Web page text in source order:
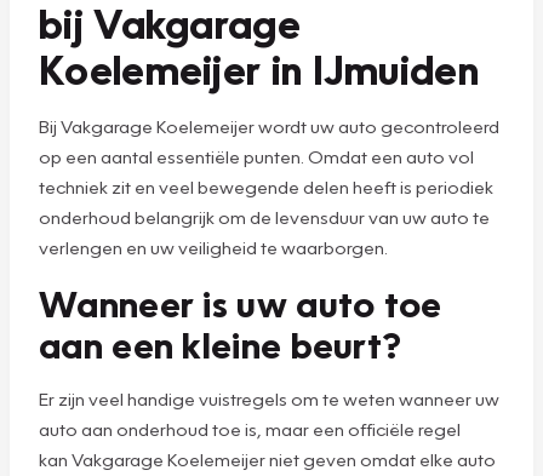
bij Vakgarage
Koelemeijer in IJmuiden
Bij Vakgarage Koelemeijer wordt uw auto gecontroleerd
op een aantal essentiële punten. Omdat een auto vol
techniek zit en veel bewegende delen heeft is periodiek
onderhoud belangrijk om de levensduur van uw auto te
verlengen en uw veiligheid te waarborgen.
Wanneer is uw auto toe
aan een kleine beurt?
Er zijn veel handige vuistregels om te weten wanneer uw
auto aan onderhoud toe is, maar een officiële regel
kan Vakgarage Koelemeijer niet geven omdat elke auto